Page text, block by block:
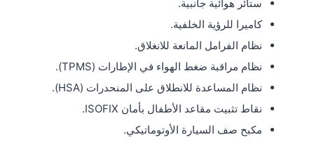
ستائر هوائية جانبية.
كاميرا للرؤية الخلفية.
نظام الفرامل المانعة للانغلاق.
نظام مراقبة ضغط الهواء في الإطارات (TPMS).
نظام المساعدة للانطلاق على المنحدرات (HSA).
نقاط تثبيت مقاعد الأطفال بأمان ISOFIX.
مكبح صف السيارة الأوتوماتيكي.